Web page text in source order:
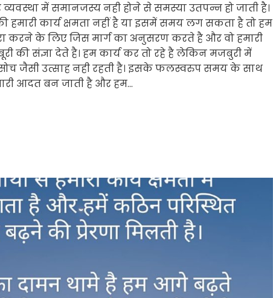
में समानजस्य नही होने से समस्या उतपन्न हो जाती है।
हमारी कार्य क्षमता नहीं है या इसमें समय लग सकता है तो हम
करने के लिए जिस मार्ग का अनुसरण करते है और वो हमारी
की संज्ञा देते है। हम कार्य कर तो रहे है लेकिन मजबुरी में
सोच जैसी उत्साह नही रहती है। इसके फलस्वरुप समय के साथ
आदत बन जाती है और हम…